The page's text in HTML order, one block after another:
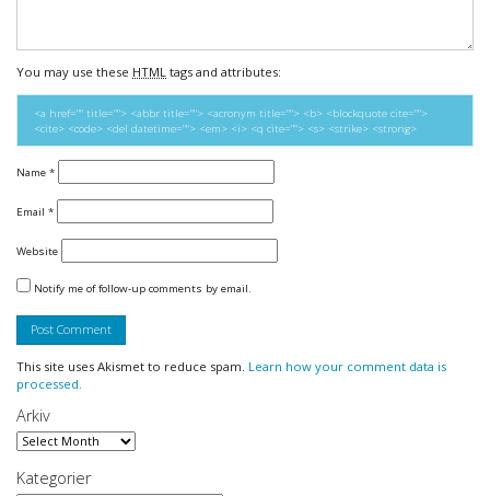
You may use these HTML tags and attributes:
<a href="" title=""> <abbr title=""> <acronym title=""> <b> <blockquote cite="">
<cite> <code> <del datetime=""> <em> <i> <q cite=""> <s> <strike> <strong>
Name *
Email *
Website
Notify me of follow-up comments by email.
This site uses Akismet to reduce spam. Learn how your comment data is
processed.
Arkiv
Arkiv
Kategorier